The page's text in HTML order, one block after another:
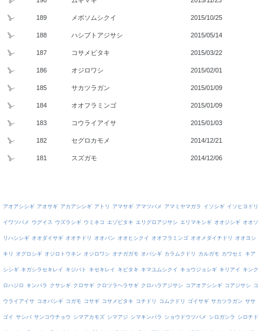
189 メボソムシクイ 2015/10/25
188 ハシブトアジサシ 2015/05/14
187 コサメビタキ 2015/03/22
186 オジロワシ 2015/02/01
185 サカツラガン 2015/01/09
184 オオフラミンゴ 2015/01/09
183 コウライアイサ 2015/01/03
182 セグロカモメ 2014/12/21
181 スズガモ 2014/12/06
アオアシシギ アオサギ アカアシシギ アトリ アマサギ アマツバメ アマミヤマガラ イソシギ イソヒヨドリ
イワツバメ ウグイス ウズラシギ ウミネコ エゾビタキ エリグロアジサシ エリマキシギ オオジシギ オオソ
リハシシギ オオダイサギ オオチドリ オオバン オオヒシクイ オオフラミンゴ オオメダイチドリ オオヨシ
キリ オグロシギ オジロトウネン オジロワシ オナガガモ オバシギ カラムクドリ カルガモ カワセミ キア
シシギ キガシラセキレイ キジバト キセキレイ キビタキ キマユムシクイ キョウジョシギ キリアイ キンク
ロハジロ キンパラ クサシギ クロサギ クロツラヘラサギ クロハラアジサシ コアオアシシギ コアジサシ コ
ウライアイサ コオバシギ コガモ コサギ コサメビタキ コチドリ コムクドリ ゴイサギ サカツラガン ササ
ゴイ サシバ サンコウチョウ シマアカモズ シマアジ シマキンパラ ショウドウツバメ シロガシラ シロチド